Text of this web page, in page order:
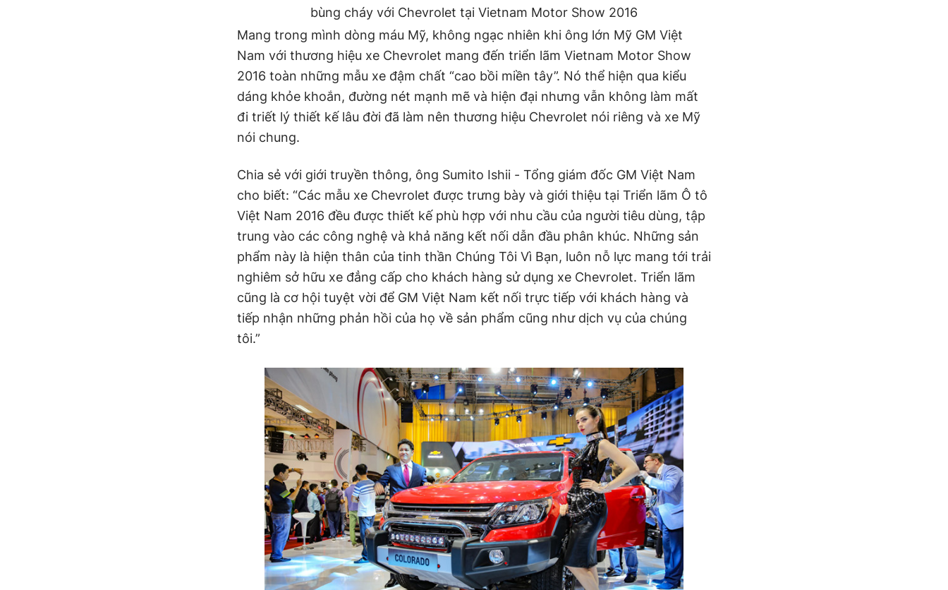
bùng cháy với Chevrolet tại Vietnam Motor Show 2016
Mang trong mình dòng máu Mỹ, không ngạc nhiên khi ông lớn Mỹ GM Việt
Nam với thương hiệu xe Chevrolet mang đến triển lãm Vietnam Motor Show
2016 toàn những mẫu xe đậm chất “cao bồi miền tây”. Nó thể hiện qua kiểu
dáng khỏe khoắn, đường nét mạnh mẽ và hiện đại nhưng vẫn không làm mất
đi triết lý thiết kế lâu đời đã làm nên thương hiệu Chevrolet nói riêng và xe Mỹ
nói chung.
Chia sẻ với giới truyền thông, ông Sumito Ishii - Tổng giám đốc GM Việt Nam
cho biết: “Các mẫu xe Chevrolet được trưng bày và giới thiệu tại Triển lãm Ô tô
Việt Nam 2016 đều được thiết kế phù hợp với nhu cầu của người tiêu dùng, tập
trung vào các công nghệ và khả năng kết nối dẫn đầu phân khúc. Những sản
phẩm này là hiện thân của tinh thần Chúng Tôi Vì Bạn, luôn nỗ lực mang tới trải
nghiêm sở hữu xe đẳng cấp cho khách hàng sử dụng xe Chevrolet. Triển lãm
cũng là cơ hội tuyệt vời để GM Việt Nam kết nối trực tiếp với khách hàng và
tiếp nhận những phản hồi của họ về sản phẩm cũng như dịch vụ của chúng
tôi.”